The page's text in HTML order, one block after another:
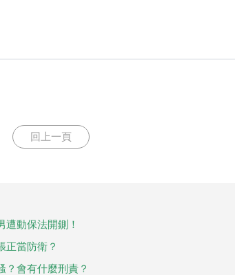
回上一頁
動保法開鍘！
正當防衛？
？會有什麼刑責？